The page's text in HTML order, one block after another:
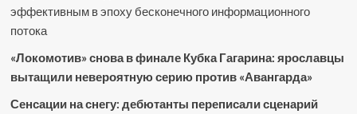
эффективным в эпоху бесконечного информационного
потока
«Локомотив» снова в финале Кубка Гагарина: ярославцы
вытащили невероятную серию против «Авангарда»
Сенсации на снегу: дебютанты переписали сценарий